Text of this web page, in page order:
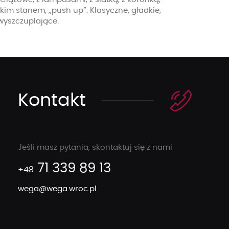
stanem, „push up”. Klasyczne, gładkie,
Kontakt
Jeśli masz pytania, skontaktuj się z nami
+48 71 339 89 13
wega@wega.wroc.pl